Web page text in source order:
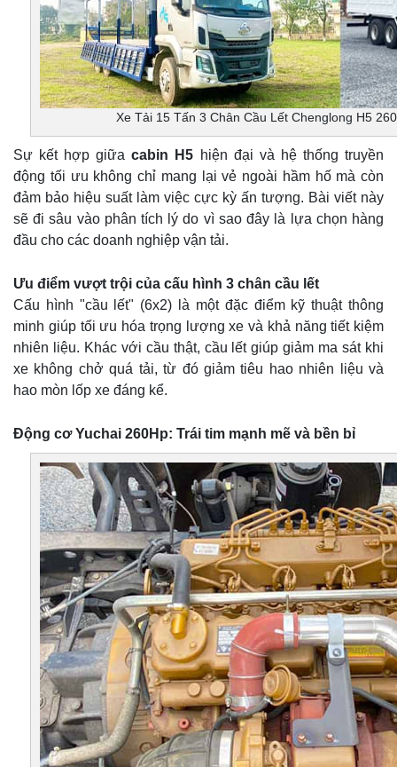
Xe Tải 15 Tấn 3 Chân Cầu Lết Chenglong H5
Sự kết hợp giữacabin H5 hiện đại và hệ thống truyền
động tối ưu không chỉ mang lại vẻ ngoài hầm hố mà còn
đảm bảo hiệu suất làm việc cực kỳ ấn tượng. Bài viết này
sẽ đi sâu vào phân tích lý do vì sao đây là lựa chọn hàng
đầu cho các doanh nghiệp vận tải.
Ưu điểm vượt trội của cấu hình 3 chân cầu lết
Cấu hình "cầu lết" (6x2) là một đặc điểm kỹ thuật thông
minh giúp tối ưu hóa trọng lượng xe và khả năng tiết kiệm
nhiên liệu. Khác với cầu thật, cầu lết giúp giảm ma sát khi
xe không chở quá tải, từ đó giảm tiêu hao nhiên liệu và
hao mòn lốp xe đáng kể.
Động cơ Yuchai 260Hp: Trái tim mạnh mẽ và bền bỉ